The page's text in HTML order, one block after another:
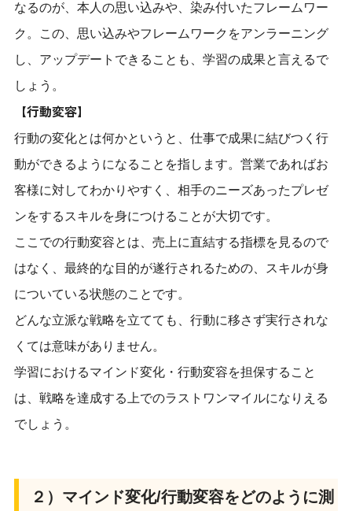
なるのが、本人の思い込みや、染み付いたフレームワー
ク。この、思い込みやフレームワークをアンラーニング
し、アップデートできることも、学習の成果と言えるで
しょう。
【行動変容】
行動の変化とは何かというと、仕事で成果に結びつく行
動ができるようになることを指します。営業であればお
客様に対してわかりやすく、相手のニーズあったプレゼ
ンをするスキルを身につけることが大切です。
ここでの行動変容とは、売上に直結する指標を見るので
はなく、最終的な目的が遂行されるための、スキルが身
についている状態のことです。
どんな立派な戦略を立てても、行動に移さず実行されな
くては意味がありません。
学習におけるマインド変化・行動変容を担保すること
は、戦略を達成する上でのラストワンマイルになりえる
でしょう。
２）マインド変化/行動変容をどのように測